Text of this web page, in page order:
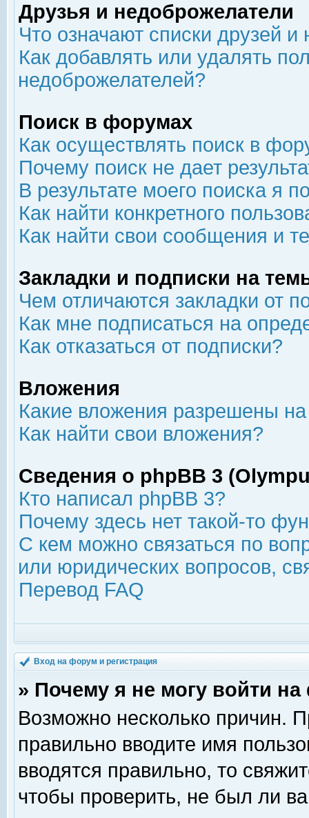
Друзья и недоброжелатели
Что означают списки друзей
Как добавлять или удалять
недоброжелателей?
Поиск в форумах
Как осуществлять поиск в
Почему поиск не дает
В результате моего поиска я
Как найти конкретного
Как найти свои сообщения и
Закладки и подписки на
Чем отличаются закладки от
Как мне подписаться на
Как отказаться от подписки?
Вложения
Какие вложения разрешены
Как найти свои вложения?
Сведения о phpBB 3
Кто написал phpBB 3?
Почему здесь нет такой-то
С кем можно связаться по
или юридических вопросов,
Перевод FAQ
Вход на форум и регистрация
» Почему я не могу войти
Возможно несколько причин.
правильно вводите имя
вводятся правильно, то
чтобы проверить, не был ли